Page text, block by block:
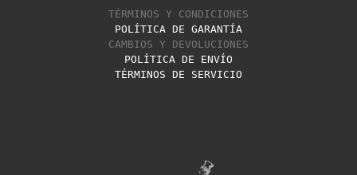
TÉRMINOS Y CONDICIONES
POLÍTICA DE GARANTÍA
CAMBIOS Y DEVOLUCIONES
POLÍTICA DE ENVÍO
TÉRMINOS DE SERVICIO